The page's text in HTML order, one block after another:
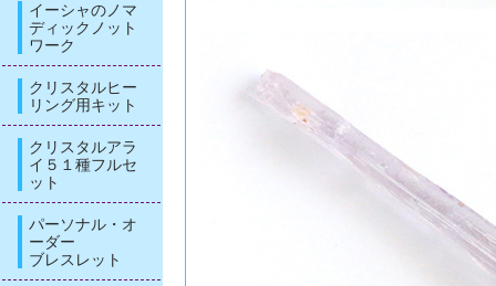
イーシャのノマ
ディックノット
ワーク
クリスタルヒー
リング用キット
クリスタルアラ
イ５１種フルセ
ット
パーソナル・オ
ーダー
ブレスレット